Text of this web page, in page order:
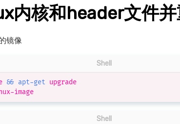
内核和header文件并
镜像
&& apt-get
Shell
Shell